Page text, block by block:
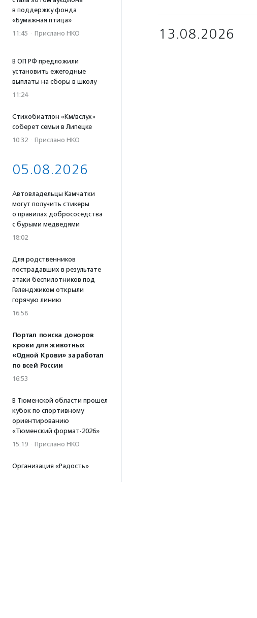
в поддержку фонда
«Бумажная птица»
11:45 · Прислано НКО
В ОП РФ предложили
установить ежегодные
выплаты на сборы в школу
11:24
Стихобиатлон «Км/вслух»
соберет семьи в Липецке
10:32 · Прислано НКО
05.08.2026
Автовладельцы Камчатки
могут получить стикеры
о правилах добрососедства
с бурыми медведями
18:02
Для родственников
пострадавших в результате
атаки беспилотников под
Геленджиком открыли
горячую линию
16:58
Портал поиска доноров
крови для животных
«Одной Крови» заработал
по всей России
16:53
В Тюменской области прошел
кубок по спортивному
ориентированию
«Тюменский формат-2026»
15:19 · Прислано НКО
Организация «Радость»
13.08.2026